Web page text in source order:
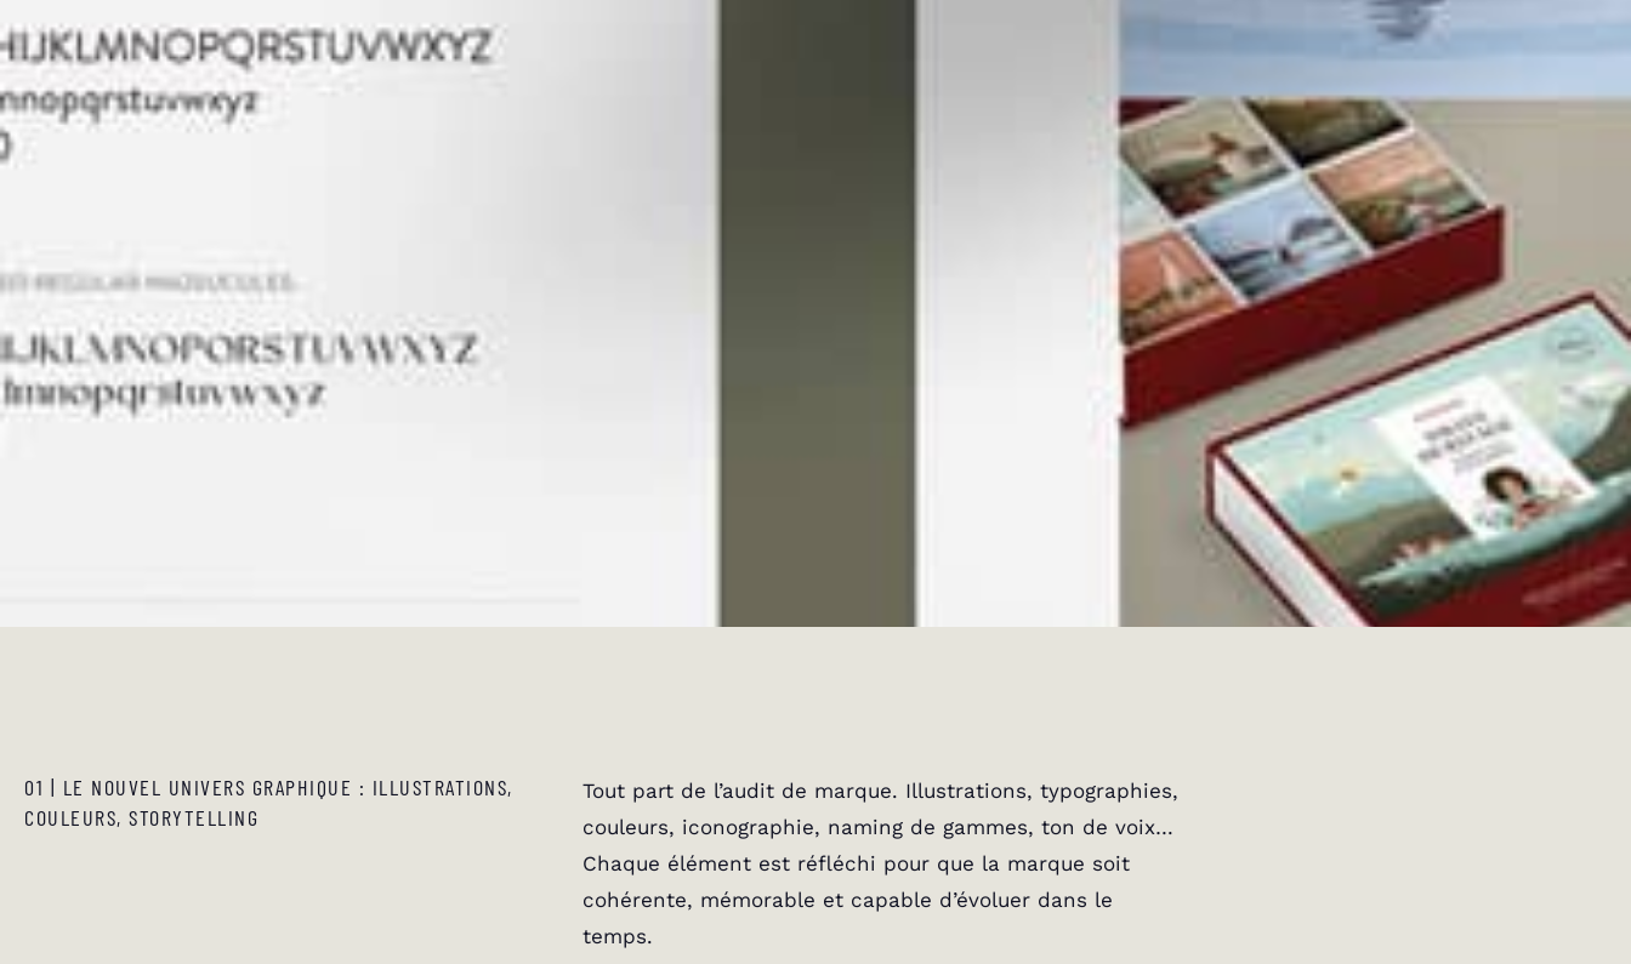
01 | LE NOUVEL UNIVERS GRAPHIQUE : ILLUSTRATIONS,
COULEURS, STORYTELLING
Tout part de l’audit de marque. Illustrations, typographies,
couleurs, iconographie, naming de gammes, ton de voix…
Chaque élément est réfléchi pour que la marque soit
cohérente, mémorable et capable d’évoluer dans le
temps.